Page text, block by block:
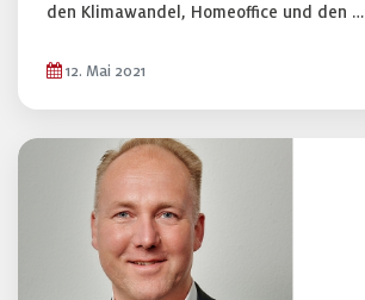
den Klimawandel, Homeoffice und den …
12. Mai 2021